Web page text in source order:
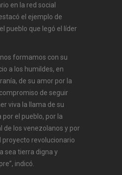
en la red social
el ejemplo de
pueblo que legó el líder
formamos con su
a los humildes, en
de su amor por la
de seguir
viva la llama de su
por el pueblo, por la
de los venezolanos y por
proyecto revolucionario
sea tierra digna y
indicó.